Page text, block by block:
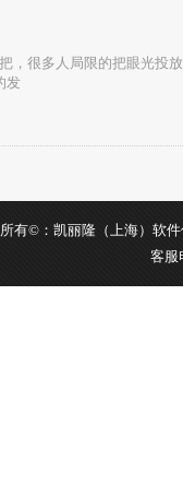
，很多人局限的把眼光投
发
有©：凯丽隆（上海）软
客服